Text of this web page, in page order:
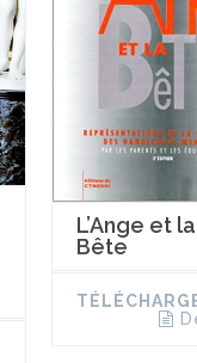
L’Ange et la
Bête